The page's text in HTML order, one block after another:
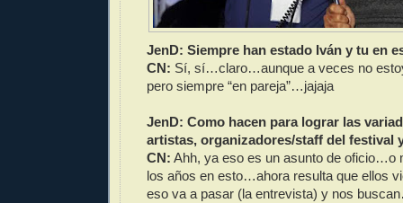
JenD: Siempre han estado Iván y tu en
CN: Sí, sí…claro…aunque a veces no
pero siempre “en pareja”…jajaja
JenD: Como hacen para lograr las
artistas, organizadores/staff del festival
CN: Ahh, ya eso es un asunto de oficio…o
los años en esto…ahora resulta que ellos
eso va a pasar (la entrevista) y nos